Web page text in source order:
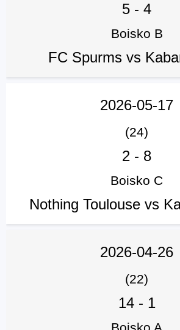
5 - 4
Boisko B
FC Spurms vs
2026-05-17
(24)
2 - 8
Boisko C
Nothing Toulouse vs
2026-04-26
(22)
14- 1